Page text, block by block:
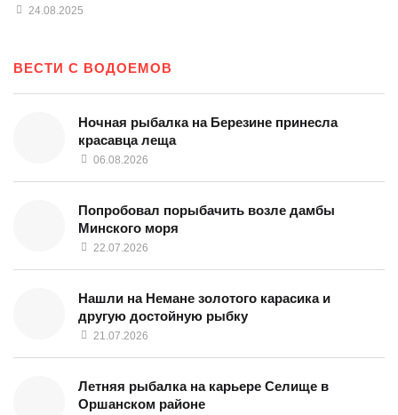
24.08.2025
ВЕСТИ С ВОДОЕМОВ
Ночная рыбалка на Березине принесла
красавца леща
06.08.2026
Попробовал порыбачить возле дамбы
Минского моря
22.07.2026
Нашли на Немане золотого карасика и
другую достойную рыбку
21.07.2026
Летняя рыбалка на карьере Селище в
Оршанском районе